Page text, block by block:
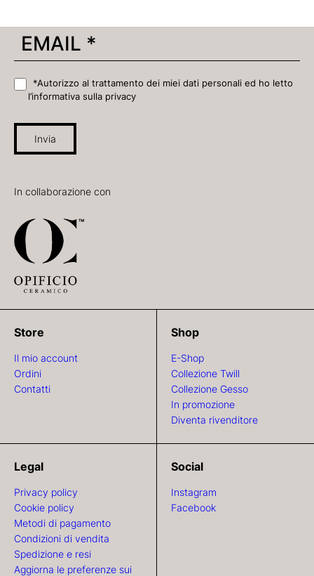
*Autorizzo al trattamento dei miei dati personali ed ho letto
l’informativa sulla privacy
Invia
In collaborazione con
Store
Il mio account
Ordini
Contatti
Shop
E-Shop
Collezione Twill
Collezione Gesso
In promozione
Diventa rivenditore
Legal
Privacy policy
Cookie policy
Metodi di pagamento
Condizioni di vendita
Spedizione e resi
Aggiorna le preferenze sui
Social
Instagram
Facebook